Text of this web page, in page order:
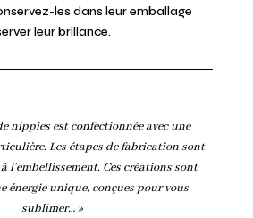
les dans leur emballage
leur brillance.
nippies est confectionnée avec une
Les étapes de fabrication sont
l’embellissement. Ces créations sont
énergie unique, conçues pour vous
sublimer… »